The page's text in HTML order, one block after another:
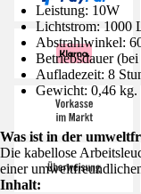
Leistung: 10W
Lichtstrom: 1000
Abstrahlwinkel:
Betriebsdauer
Aufladezeit: 8
Gewicht: 0,46 kg.
Was ist in der
Die kabellose
einer
Inhalt: